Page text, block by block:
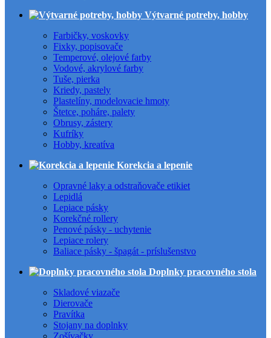
Výtvarné potreby, hobby
Farbičky, voskovky
Fixky, popisovače
Temperové, olejové farby
Vodové, akrylové farby
Tuše, pierka
Kriedy, pastely
Plastelíny, modelovacie hmoty
Štetce, poháre, palety
Obrusy, zástery
Kufríky
Hobby, kreatíva
Korekcia a lepenie
Opravné laky a odstraňovače etikiet
Lepidlá
Lepiace pásky
Korekčné rollery
Penové pásky - uchytenie
Lepiace rolery
Baliace pásky - špagát - príslušenstvo
Doplnky pracovného stola
Skladové viazače
Dierovače
Pravítka
Stojany na doplnky
Zošívačky